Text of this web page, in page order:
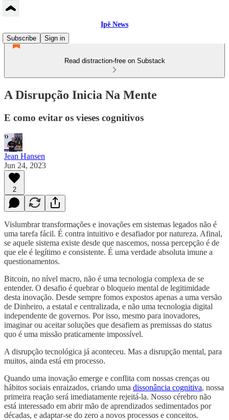
Ipê News
Subscribe
Sign in
Read distraction-free on Substack
A Disrupção Inicia Na Mente
E como evitar os vieses cognitivos
Jean Hansen
Jun 24, 2023
2
Vislumbrar transformações e inovações em sistemas legados não é
uma tarefa fácil. É contra intuitivo e desafiador por natureza. Afinal,
se aquele sistema existe desde que nascemos, nossa percepção é de
que ele é legítimo e consistente. É uma verdade absoluta imune a
questionamentos.
Bitcoin, no nível macro, não é uma tecnologia complexa de se
entender. O desafio é quebrar o bloqueio mental de legitimidade
desta inovação. Desde sempre fomos expostos apenas a uma versão
de Dinheiro, a estatal e centralizada, e não uma tecnologia digital
independente de governos. Por isso, mesmo para inovadores,
imaginar ou aceitar soluções que desafiem as premissas do status
quo é uma missão praticamente impossível.
A disrupção tecnológica já aconteceu. Mas a disrupção mental, para
muitos, ainda está em processo.
Quando uma inovação emerge e conflita com nossas crenças ou
hábitos sociais enraizados, criando uma dissonância cognitiva, nossa
primeira reação será imediatamente rejeitá-la. Nosso cérebro não
está interessado em abrir mão de aprendizados sedimentados por
décadas, e adaptar-se do zero a novos processos e conceitos.